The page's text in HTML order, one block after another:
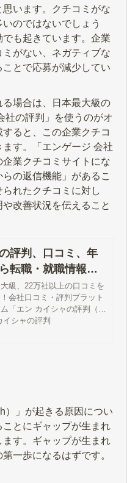
います。クチコミがな
のではないでしょう
も起きています。企業
がない、ネガティブな
とで応募が減少してい
場合は、日本最大級の
社の評判」を使うのがオ
ると、この企業クチコ
す。「エンゲージ 会社
業クチコミサイトにな
の返信機能」があるこ
れたクチコミに対し
改善状況を伝えること
評判、口コミ、年
転職・就職情報ま
るエン カイシャの
大級、22万社以上の口コミを
会社口コミ・評判プラット
「エン カイシャの評判（旧
ウス）」。
イシャの評判
）」が起きる原因につい
とにギャップが生まれ
す。ギャップが生まれ
一歩になるはずです。